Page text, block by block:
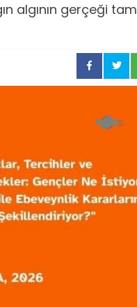
algının gerçeği tam